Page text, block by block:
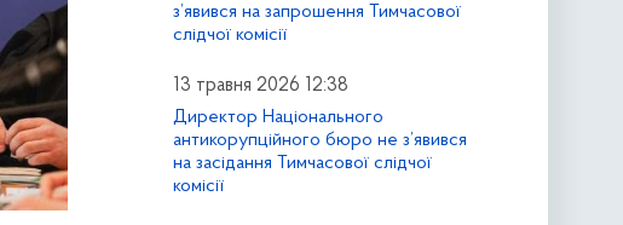
з’явився на запрошення Тимчасової
слідчої комісії
13 травня 2026 12:38
Директор Національного
антикорупційного бюро не з’явився
на засідання Тимчасової слідчої
комісії